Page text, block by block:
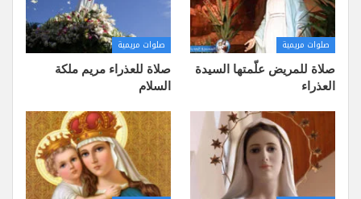
صلوات مريمية
صلاة للمريض علّمتها السيدة
العذراء
صلوات مريمية
صلاة للعذراء مريم ملكة
السلام